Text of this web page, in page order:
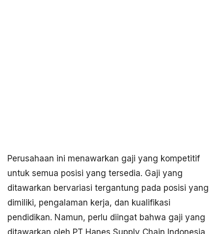
Perusahaan ini menawarkan gaji yang kompetitif
untuk semua posisi yang tersedia. Gaji yang
ditawarkan bervariasi tergantung pada posisi yang
dimiliki, pengalaman kerja, dan kualifikasi
pendidikan. Namun, perlu diingat bahwa gaji yang
ditawarkan oleh PT Hanes Supply Chain Indonesia